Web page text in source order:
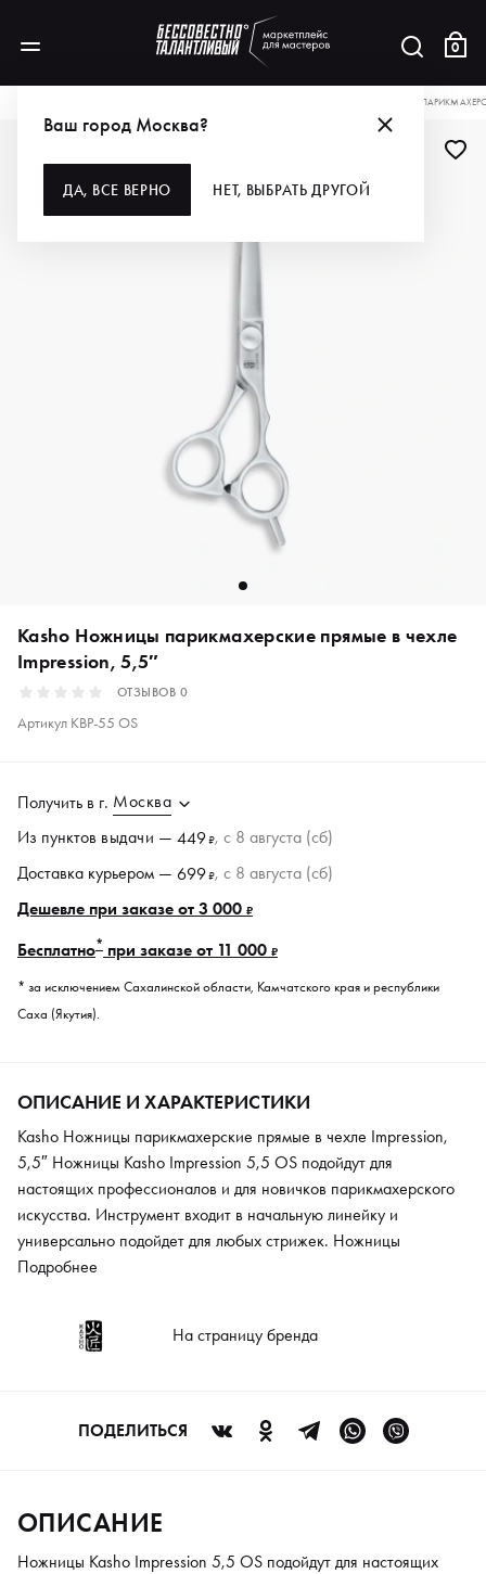
0
Ваш город Москва?
ДА, ВСЕ ВЕРНО НЕТ, ВЫБРАТЬ ДРУГОЙ
KASHO НОЖНИЦЫ
Kasho Ножницы парикмахерские прямые в чехле
Impression, 5,5″
ОТЗЫВОВ 0
Артикул KBP-55 OS
Получить в г. Москва
Из пунктов выдачи — 449₽, c 8 августа (сб)
Доставка курьером — 699₽, c 8 августа (сб)
Дешевле при заказе от 3 000 ₽
Бесплатно* при заказе от 11 000 ₽
* за исключением Сахалинской области, Камчатского края и республики
Саха (Якутия).
ОПИСАНИЕ И ХАРАКТЕРИСТИКИ
Kasho Ножницы парикмахерские прямые в чехле Impression,
5,5″ Ножницы Kasho Impression 5,5 OS подойдут для
настоящих профессионалов и для новичков парикмахерского
искусства. Инструмент входит в начальную линейку и
универсально подойдет для любых стрижек. Ножницы
выполнены из современного сплава, рассчитанного на долгий
линий и хороший срез. Классический винт позволяет
регулировать натяжение полотна. Инструмент представлен в
Подробнее
На страницу бренда
ПОДЕЛИТЬСЯ
ОПИСАНИЕ
Ножницы Kasho Impression 5,5 OS подойдут для настоящих